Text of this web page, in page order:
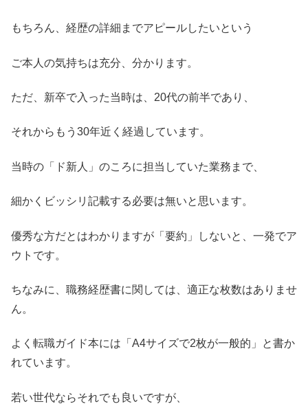
もちろん、経歴の詳細までアピールしたいという
ご本人の気持ちは充分、分かります。
ただ、新卒で入った当時は、20代の前半であり、
それからもう30年近く経過しています。
当時の「ド新人」のころに担当していた業務まで、
細かくビッシリ記載する必要は無いと思います。
優秀な方だとはわかりますが「要約」しないと、一発でア
ウトです。
ちなみに、職務経歴書に関しては、適正な枚数はありませ
ん。
よく転職ガイド本には「A4サイズで2枚が一般的」と書か
れています。
若い世代ならそれでも良いですが、